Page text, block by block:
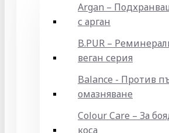
Argan –
с арган
B.PUR –
веган серия
Balance - Против
омазняване
Colour Care – За
коса